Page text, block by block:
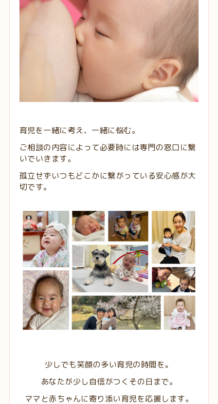
育児を一緒に考え、一緒に悩む。
ご相談の内容によって必要時には専門の窓口に繋
いでいきます。
孤立せずいつもどこかに繋がっている安心感が大
切です。
少しでも笑顔の多い育児の時間を。
あなたが少し自信がつくその日まで。
ママと赤ちゃんに寄り添い育児を応援します。